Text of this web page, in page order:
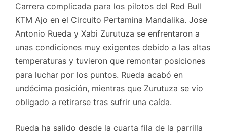
Carrera complicada para los pilotos del Red Bull
KTM Ajo en el Circuito Pertamina Mandalika. Jose
Antonio Rueda y Xabi Zurutuza se enfrentaron a
unas condiciones muy exigentes debido a las altas
temperaturas y tuvieron que remontar posiciones
para luchar por los puntos. Rueda acabó en
undécima posición, mientras que Zurutuza se vio
obligado a retirarse tras sufrir una caída.
Rueda ha salido desde la cuarta fila de la parrilla